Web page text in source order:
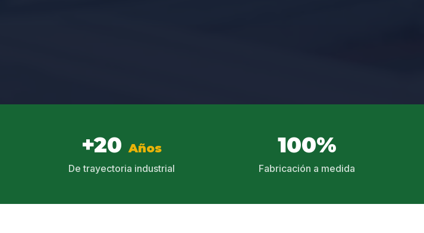
+20 Años
De trayectoria industrial
100%
Fabricación a medida